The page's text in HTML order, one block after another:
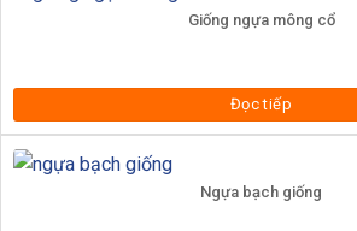
Giống ngựa mông cổ
Đọc tiếp
Ngựa bạch giống